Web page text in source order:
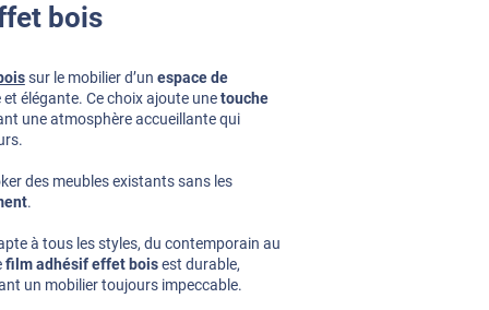
bois
sur le mobilier d’un espace de
élégante. Ce choix ajoute unetouche
une atmosphère accueillante qui
des meubles existants sans les
.
à tous les styles, du contemporain au
film adhésif effet boisest durable,
un mobilier toujours impeccable.